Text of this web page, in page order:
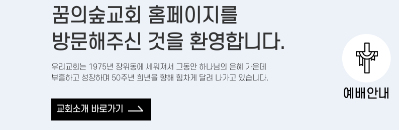
꿈의숲교회 홈페이지를
방문해주신 것을 환영합니다.
우리교회는 1975년 장위동에 세워져서 그동안 하나님의 은혜 가운데
부흥하고 성장하며 50주년 희년을 향해 힘차게 달려 나가고 있습니다.
교회소개 바로가기
예배안내